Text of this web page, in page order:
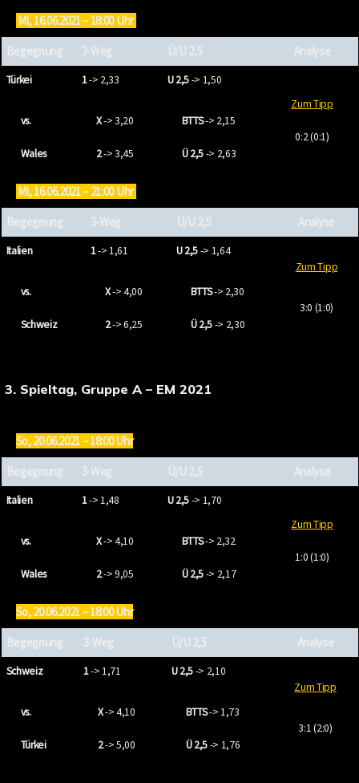
Mi, 16.06.2021 – 18:00 Uhr
Begegnung
3-Weg Ü/U 2,5 Analyse
Türkei
vs.
Wales
1-> 2,33
X-> 3,20
2-> 3,45
U 2,5-> 1,50
BTTS-> 2,15
Ü 2,5-> 2,63
Zum Tipp
0:2 (0:1)
Mi, 16.06.2021 – 21:00 Uhr
Begegnung
3-Weg Ü/U 2,5 Analyse
Italien
vs.
Schweiz
1-> 1,61
X-> 4,00
2-> 6,25
U 2,5-> 1,64
BTTS-> 2,30
Ü 2,5-> 2,30
Zum Tipp
3:0 (1:0)
3. Spieltag, Gruppe A – EM 2021
So, 20.06.2021 – 18:00 Uhr
Begegnung
3-Weg Ü/U 2,5 Analyse
Italien
vs.
Wales
1-> 1,48
X-> 4,10
2-> 9,05
U 2,5-> 1,70
BTTS-> 2,32
Ü 2,5-> 2,17
Zum Tipp
1:0 (1:0)
So, 20.06.2021 – 18:00 Uhr
Begegnung
3-Weg Ü/U 2,5 Analyse
Schweiz
vs.
Türkei
1-> 1,71
X-> 4,10
2-> 5,00
U 2,5-> 2,10
BTTS-> 1,73
Ü 2,5-> 1,76
Zum Tipp
3:1 (2:0)